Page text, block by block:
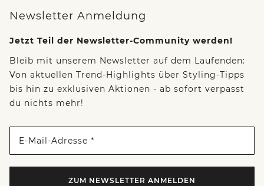
Newsletter Anmeldung
Jetzt Teil der Newsletter-Community werden!
Bleib mit unserem Newsletter auf dem Laufenden:
Von aktuellen Trend-Highlights über Styling-Tipps
bis hin zu exklusiven Aktionen - ab sofort verpasst
du nichts mehr!
E-Mail-Adresse *
ZUM NEWSLETTER ANMELDEN